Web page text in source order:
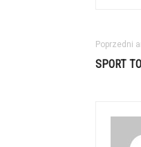
Poprzedni
SPORT